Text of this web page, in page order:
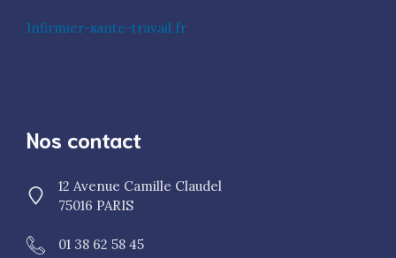
Infirmier-sante-travail.fr
Nos contact
12 Avenue Camille Claudel
75016 PARIS
01 38 62 58 45